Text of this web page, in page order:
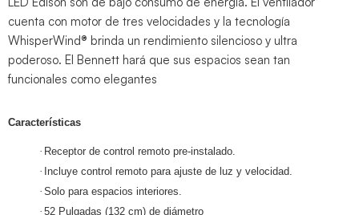
cuenta con motor de tres velocidades y la tecnología
WhisperWind® brinda un rendimiento silencioso y ultra
poderoso. El Bennett hará que sus espacios sean tan
funcionales como elegantes
Características
· Receptor de control remoto pre-instalado.
· Incluye control remoto para ajuste de luz y velocidad.
· Solo para espacios interiores.
· 52 Pulgadas (132 cm) de diámetro